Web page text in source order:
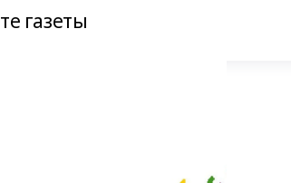
газеты